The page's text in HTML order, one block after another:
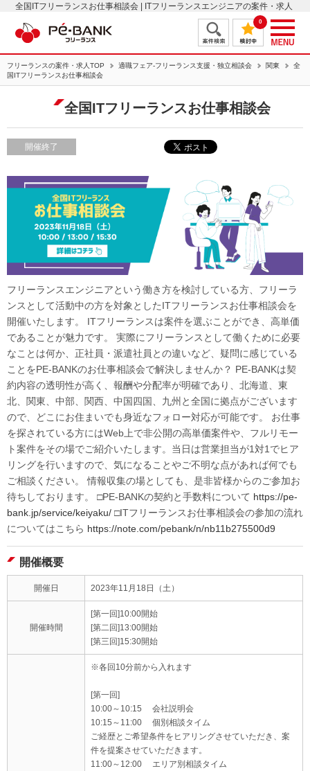
全国ITフリーランスお仕事相談会 | ITフリーランスエンジニアの案件・求人
0
フリーランスの案件・求人TOP 適職フェア-フリーランス支援・独立相談会 関東
全
国ITフリーランスお仕事相談会
全国ITフリーランスお仕事相談会
開催終了
フリーランスエンジニアという働き方を検討している方、フリーラ
ンスとして活動中の方を対象としたITフリーランスお仕事相談会を
開催いたします。 ITフリーランスは案件を選ぶことができ、高単価
であることが魅力です。 実際にフリーランスとして働くために必要
なことは何か、正社員・派遣社員との違いなど、疑問に感じている
ことをPE-BANKのお仕事相談会で解決しませんか？ PE-BANKは契
約内容の透明性が高く、報酬や分配率が明確であり、北海道、東
北、関東、中部、関西、中国四国、九州と全国に拠点がございます
ので、どこにお住まいでも身近なフォロー対応が可能です。 お仕事
を探されている方にはWeb上で非公開の高単価案件や、フルリモー
ト案件をその場でご紹介いたします。当日は営業担当が1対1でヒア
リングを行いますので、気になることやご不明な点があれば何でも
ご相談ください。 情報収集の場としても、是非皆様からのご参加お
待ちしております。 □PE-BANKの契約と手数料について https://pe-
bank.jp/service/keiyaku/ □ITフリーランスお仕事相談会の参加の流れ
についてはこちら https://note.com/pebank/n/nb11b275500d9
開催概要
開催日 2023年11月18日（土）
開催時間
[第一回]10:00開始
[第二回]13:00開始
[第三回]15:30開始
※各回10分前から入れます
[第一回]
10:00～10:15 会社説明会
10:15～11:00 個別相談タイム
ご経歴とご希望条件をヒアリングさせていただき、案
件を提案させていただきます。
11:00～12:00 エリア別相談タイム